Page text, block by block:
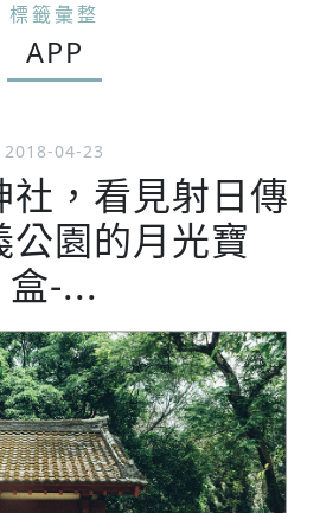
標籤彙整
APP
2018-04-23
社，看見射日傳
公園的月光寶
盒-...